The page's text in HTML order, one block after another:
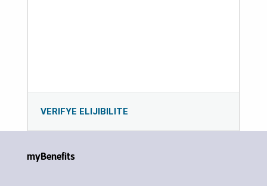
VERIFYE ELIJIBILITE
myBenefits